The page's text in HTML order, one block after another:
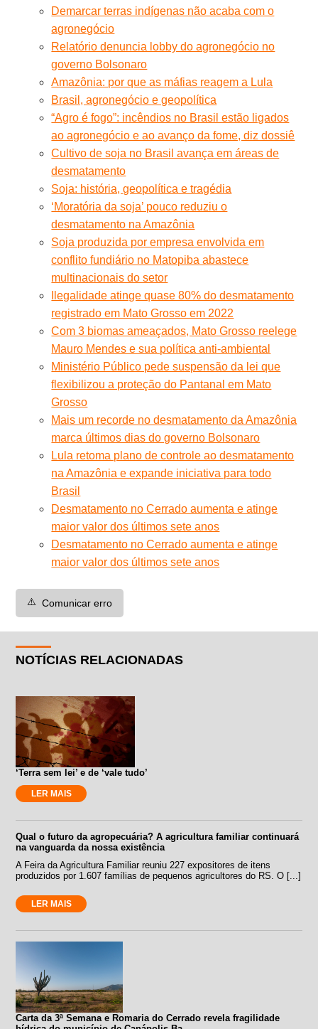
Demarcar terras indígenas não acaba com o
agronegócio
Relatório denuncia lobby do agronegócio no
governo Bolsonaro
Amazônia: por que as máfias reagem a Lula
Brasil, agronegócio e geopolítica
“Agro é fogo”: incêndios no Brasil estão ligados
ao agronegócio e ao avanço da fome, diz dossiê
Cultivo de soja no Brasil avança em áreas de
desmatamento
Soja: história, geopolítica e tragédia
‘Moratória da soja’ pouco reduziu o
desmatamento na Amazônia
Soja produzida por empresa envolvida em
conflito fundiário no Matopiba abastece
multinacionais do setor
Ilegalidade atinge quase 80% do desmatamento
registrado em Mato Grosso em 2022
Com 3 biomas ameaçados, Mato Grosso reelege
Mauro Mendes e sua política anti-ambiental
Ministério Público pede suspensão da lei que
flexibilizou a proteção do Pantanal em Mato
Grosso
Mais um recorde no desmatamento da Amazônia
marca últimos dias do governo Bolsonaro
Lula retoma plano de controle ao desmatamento
na Amazônia e expande iniciativa para todo
Brasil
Desmatamento no Cerrado aumenta e atinge
maior valor dos últimos sete anos
Desmatamento no Cerrado aumenta e atinge
maior valor dos últimos sete anos
⚠️ Comunicar erro
NOTÍCIAS RELACIONADAS
‘Terra sem lei’ e de ‘vale tudo’
LER MAIS
Qual o futuro da agropecuária? A agricultura familiar continuará
na vanguarda da nossa existência
A Feira da Agricultura Familiar reuniu 227 expositores de itens
produzidos por 1.607 famílias de pequenos agricultores do RS. O [...]
LER MAIS
Carta da 3ª Semana e Romaria do Cerrado revela fragilidade